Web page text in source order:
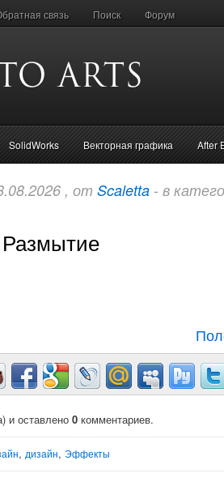
связь Поиск Форум
SolidWorks Векторная графика After
, от Scaletta - в
и оставлено 0 комментариев.
, дизайн, Эффекты